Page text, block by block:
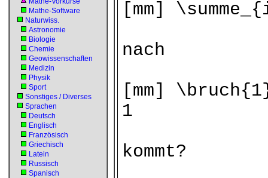
Mathe-Software
Naturwiss.
Astronomie
Biologie
Chemie
Geowissenschaften
Medizin
Physik
Sport
Sonstiges / Diverses
Sprachen
Deutsch
Englisch
Französisch
Griechisch
Latein
Russisch
Spanisch
[mm]
nach
[mm]
1
kommt?